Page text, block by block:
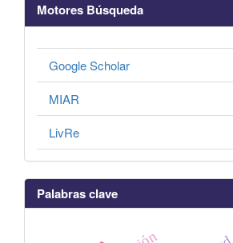
Motores Búsqueda
Google Scholar
MIAR
LivRe
Palabras clave